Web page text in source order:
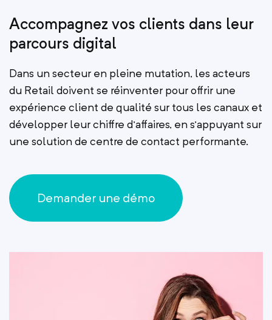
Accompagnez vos clients dans leur
parcours digital
Dans un secteur en pleine mutation, les acteurs
du Retail doivent se réinventer pour offrir une
expérience client de qualité sur tous les canaux et
développer leur chiffre d’affaires, en s’appuyant sur
une solution de centre de contact performante.
Demander une démo